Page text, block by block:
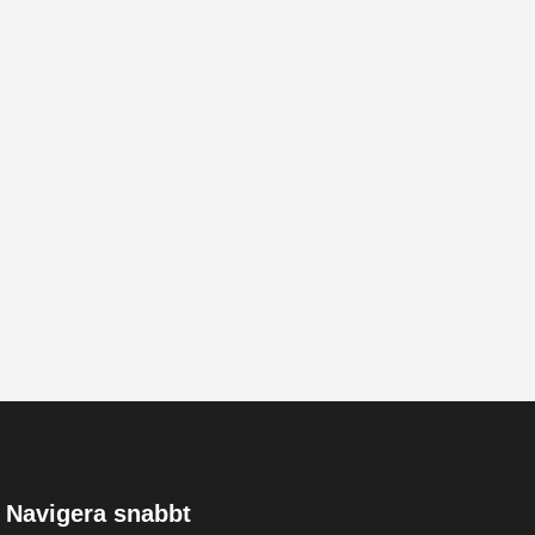
Navigera snabbt